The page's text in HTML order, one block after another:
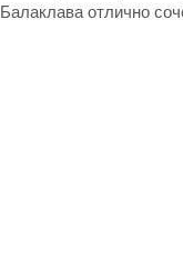
Балаклава отлично